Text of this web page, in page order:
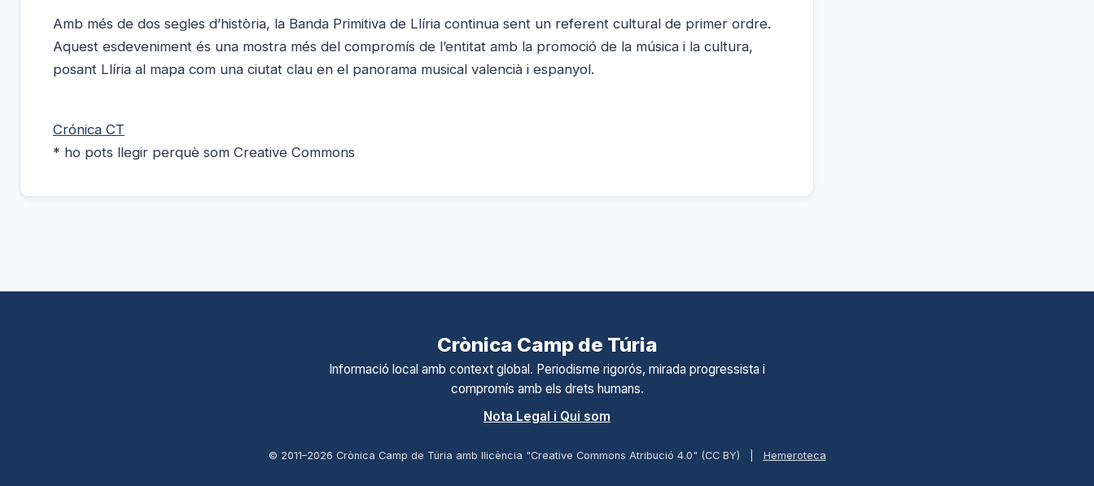
Amb més de dos segles d’història, la Banda Primitiva de Llíria continua sent un referent cultural de primer ordre.
Aquest esdeveniment és una mostra més del compromís de l’entitat amb la promoció de la música i la cultura,
posant Llíria al mapa com una ciutat clau en el panorama musical valencià i espanyol.
Crónica CT
* ho pots llegir perquè som Creative Commons
Crònica Camp de Túria
Informació local amb context global. Periodisme rigorós, mirada progressista i
compromís amb els drets humans.
Nota Legal i Qui som
© 2011–2026 Crònica Camp de Túria amb llicència "Creative Commons Atribució 4.0" (CC BY) Hemeroteca